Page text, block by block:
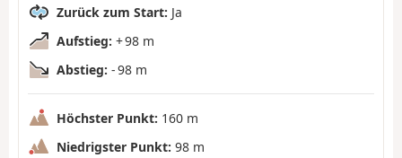
Zurück zum Start: Ja
Aufstieg: + 98 m
Abstieg: - 98 m
Höchster Punkt: 160 m
Niedrigster Punkt: 98 m